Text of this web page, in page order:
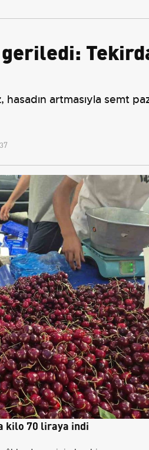
artmasıyla semt
kilo 70 liraya indi